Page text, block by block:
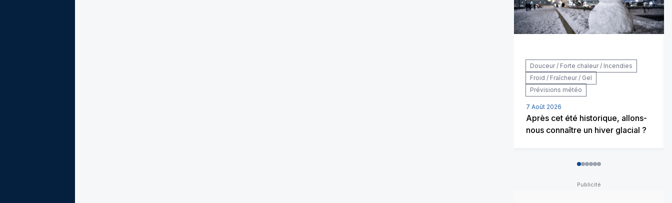
Douceur / Forte chaleur / Incendies
Froid / Fraîcheur / Gel
Prévisions météo
7 Août 2026
Après cet été historique, allons-
nous connaître un hiver glacial ?
012345